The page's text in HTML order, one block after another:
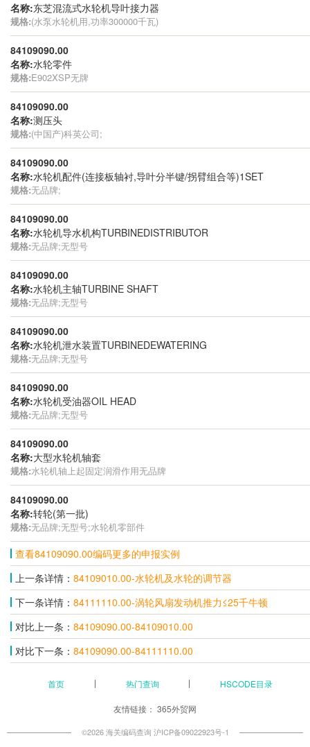
名称:东芝混流式水轮机导叶接力器
规格:(水泵水轮机用,功率300000千瓦)
84109090.00
名称:水轮零件
规格:E902XSP无牌
84109090.00
名称:测压头
规格:(中国产)科英公司;
84109090.00
名称:水轮机配件(连接板轴衬,导叶分半键/拐臂组合等)1SET
规格:无品牌;
84109090.00
名称:水轮机导水机构TURBINEDISTRIBUTOR
规格:无品牌;无型号
84109090.00
名称:水轮机主轴TURBINE SHAFT
规格:无品牌;无型号
84109090.00
名称:水轮机泄水装置TURBINEDEWATERING
规格:无品牌;无型号
84109090.00
名称:水轮机受油器OIL HEAD
规格:无品牌;无型号
84109090.00
名称:大型水轮机轴套
规格:水轮机轴上起固定润滑作用无品牌
84109090.00
名称:转轮(第一批)
规格:无品牌;无型号;水轮机零部件
查看84109090.00编码更多的申报实例
上一条详情： 84109010.00-水轮机及水轮的调节器
下一条详情： 84111110.00-涡轮风扇发动机推力≤25千牛顿
对比上一条： 84109090.00-84109010.00
对比下一条： 84109090.00-84111110.00
首页 热门查询 HSCODE目录
友情链接： 365外贸网
©2026 海关编码查询 沪ICP备09022923号-1